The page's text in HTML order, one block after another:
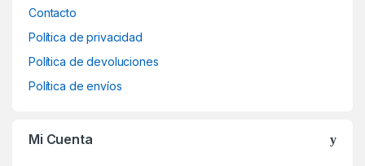
Contacto
Política de privacidad
Política de devoluciones
Política de envíos
Mi Cuenta